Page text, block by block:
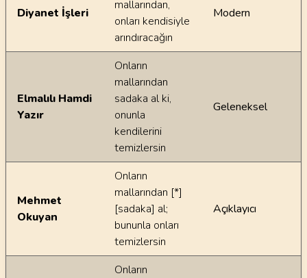
Diyanet İşleri
mallarından,
onları kendisiyle
arındıracağın
Modern
Elmalılı Hamdi
Yazır
Onların
mallarından
sadaka al ki,
onunla
kendilerini
temizlersin
Geleneksel
Mehmet
Okuyan
Onların
mallarından [*]
[sadaka] al;
bununla onları
temizlersin
Açıklayıcı
Onların